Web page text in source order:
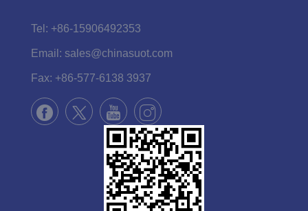
Tel: +86-15906492353
Email: sales@chinasuot.com
Fax: +86-577-6138 3937